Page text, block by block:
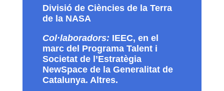
Divisió de Ciències de la Terra
de la NASA
Col·laboradors: IEEC, en el
marc del Programa Talent i
Societat de l’Estratègia
NewSpace de la Generalitat de
Catalunya. Altres.